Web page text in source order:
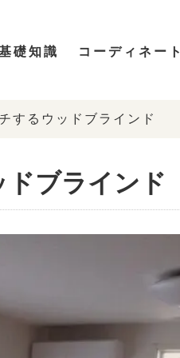
礎知識 コーディネート
するウッドブラインド
ブラインド